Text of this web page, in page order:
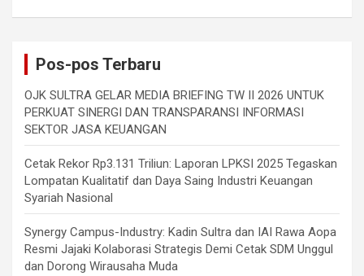
Pos-pos Terbaru
OJK SULTRA GELAR MEDIA BRIEFING TW II 2026 UNTUK
PERKUAT SINERGI DAN TRANSPARANSI INFORMASI
SEKTOR JASA KEUANGAN
Cetak Rekor Rp3.131 Triliun: Laporan LPKSI 2025 Tegaskan
Lompatan Kualitatif dan Daya Saing Industri Keuangan
Syariah Nasional
Synergy Campus-Industry: Kadin Sultra dan IAI Rawa Aopa
Resmi Jajaki Kolaborasi Strategis Demi Cetak SDM Unggul
dan Dorong Wirausaha Muda